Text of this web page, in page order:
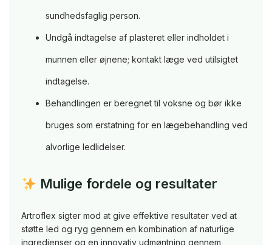
sundhedsfaglig person.
Undgå indtagelse af plasteret eller indholdet i
munnen eller øjnene; kontakt læge ved utilsigtet
indtagelse.
Behandlingen er beregnet til voksne og bør ikke
bruges som erstatning for en lægebehandling ved
alvorlige ledlidelser.
Mulige fordele og resultater
Artroflex sigter mod at give effektive resultater ved at
støtte led og ryg gennem en kombination af naturlige
ingredienser og en innovativ udmøntning gennem